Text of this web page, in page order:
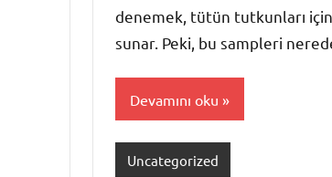
denemek, tütün tutkunları
sunar. Peki, bu sampleri
Devamını oku
Uncategorized